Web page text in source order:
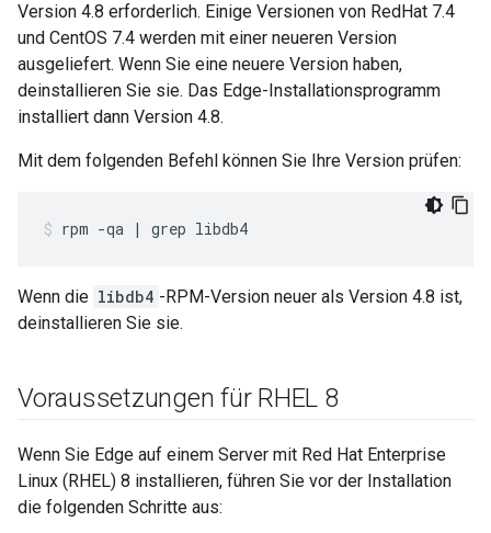
Version 4.8 erforderlich. Einige Versionen von RedHat 7.4
und CentOS 7.4 werden mit einer neueren Version
ausgeliefert. Wenn Sie eine neuere Version haben,
deinstallieren Sie sie. Das Edge-Installationsprogramm
installiert dann Version 4.8.
Mit dem folgenden Befehl können Sie Ihre Version prüfen:
rpm -qa | grep libdb4
Wenn die libdb4 -RPM-Version neuer als Version 4.8 ist,
deinstallieren Sie sie.
Voraussetzungen für RHEL 8
Wenn Sie Edge auf einem Server mit Red Hat Enterprise
Linux (RHEL) 8 installieren, führen Sie vor der Installation
die folgenden Schritte aus: